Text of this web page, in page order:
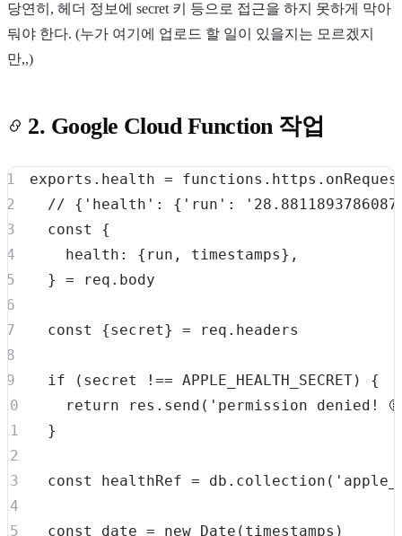
당연히, 헤더 정보에 secret 키 등으로 접근을 하지 못하게 막아
둬야 한다. (누가 여기에 업로드 할 일이 있을지는 모르겠지
만,,)
2. Google Cloud Function 작업
exports . health = functions . https .
// {'health': {'run':
const
{
health : { run , timestamps} ,
}
= req . body
const {secret} = req . headers
if ( secret !== APPLE_HEALTH_SECRET)
{
return res . send ( 'permission denied!
}
const healthRef = db . collection (
const date = new Date ( timestamps )